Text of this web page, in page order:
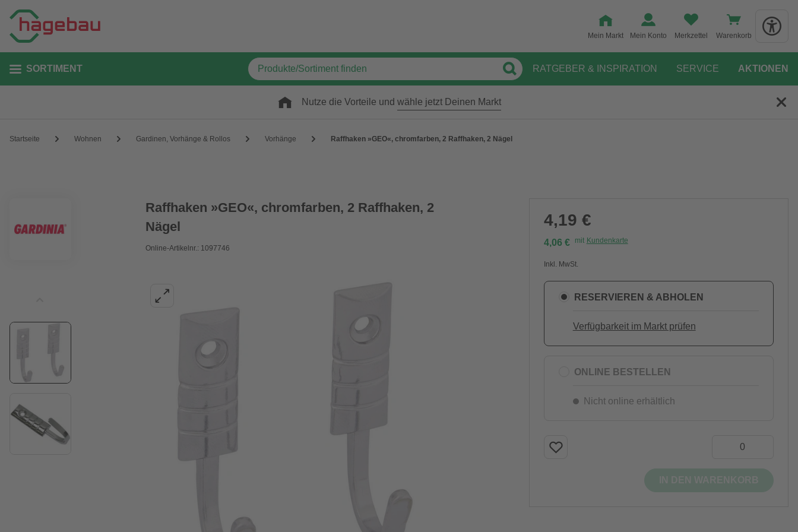
Mein Markt Mein Konto Merkzettel Warenkorb
SORTIMENT RATGEBER & INSPIRATION SERVICE AKTIONEN
Nutze die Vorteile und wähle jetzt Deinen Markt
Startseite Wohnen Gardinen, Vorhänge & Rollos Vorhänge Raffhaken »GEO«, chromfarben, 2 Raffhaken, 2 Nägel
Raffhaken »GEO«, chromfarben, 2 Raffhaken, 2
Nägel
Online-Artikelnr.: 1097746
4,19 €
4,06 € mit Kundenkarte
Inkl. MwSt.
RESERVIEREN & ABHOLEN
Verfügbarkeit im Markt prüfen
ONLINE BESTELLEN
Nicht online erhältlich